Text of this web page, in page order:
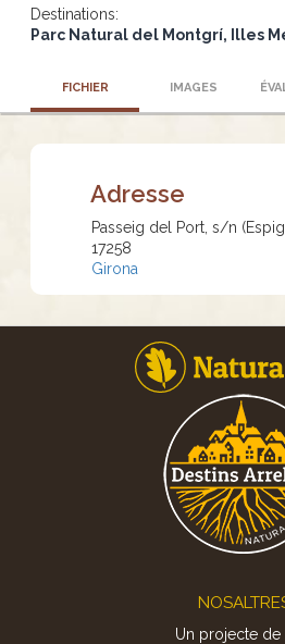
Destinations:
Parc Natural del Montgrí, Illes
FICHIER IMAGES
Adresse
Passeig del Port, s/n
17258
Girona
Un projecte de